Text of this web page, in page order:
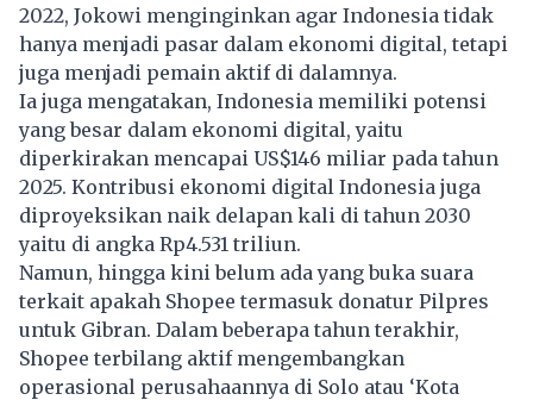
2022, Jokowi menginginkan agar Indonesia tidak
hanya menjadi pasar dalam ekonomi digital, tetapi
juga menjadi pemain aktif di dalamnya.
Ia juga mengatakan, Indonesia memiliki potensi
yang besar dalam ekonomi digital, yaitu
diperkirakan mencapai US$146 miliar pada tahun
2025. Kontribusi ekonomi digital Indonesia juga
diproyeksikan naik delapan kali di tahun 2030
yaitu di angka Rp4.531 triliun.
Namun, hingga kini belum ada yang buka suara
terkait apakah Shopee termasuk donatur Pilpres
untuk Gibran. Dalam beberapa tahun terakhir,
Shopee terbilang aktif mengembangkan
operasional perusahaannya di Solo atau ‘Kota